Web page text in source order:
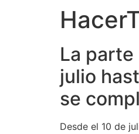
La
julio
se
Desde el 10 de